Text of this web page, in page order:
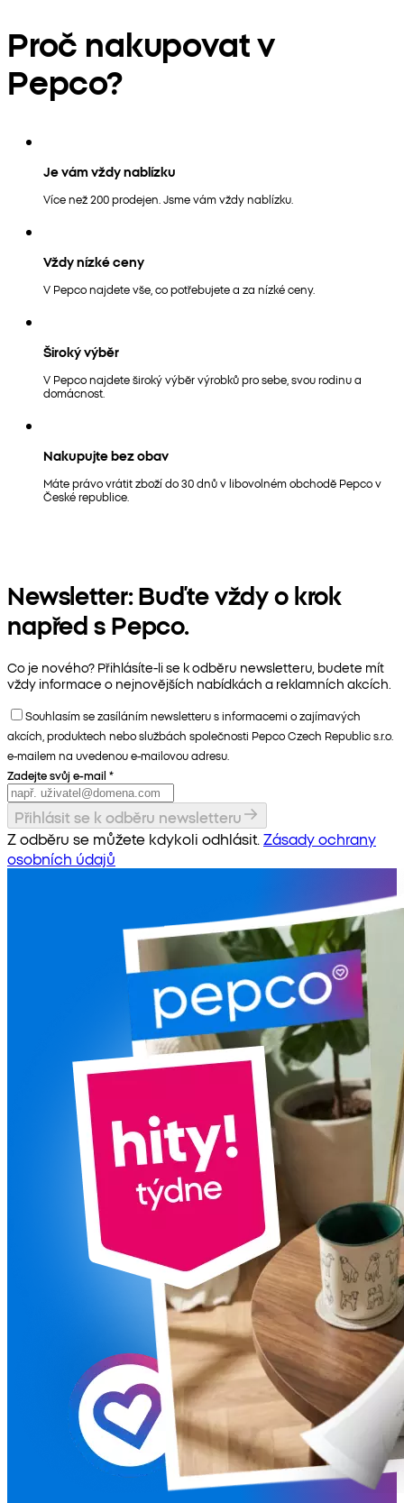
Proč nakupovat v
Pepco?
Je vám vždy nablízku
Více než 200 prodejen. Jsme vám vždy nablízku.
Vždy nízké ceny
V Pepco najdete vše, co potřebujete a za nízké ceny.
Široký výběr
V Pepco najdete široký výběr výrobků pro sebe, svou rodinu a
domácnost.
Nakupujte bez obav
Máte právo vrátit zboží do 30 dnů v libovolném obchodě Pepco v
České republice.
Newsletter: Buďte vždy o krok
napřed s Pepco.
Co je nového? Přihlásíte-li se k odběru newsletteru, budete mít
vždy informace o nejnovějších nabídkách a reklamních akcích.
Souhlasím se zasíláním newsletteru s informacemi o zajímavých
akcích, produktech nebo službách společnosti Pepco Czech Republic s.r.o.
e-mailem na uvedenou e-mailovou adresu.
Zadejte svůj e-mail *
Přihlásit se k odběru newsletteru
Z odběru se můžete kdykoli odhlásit. Zásady ochrany
osobních údajů